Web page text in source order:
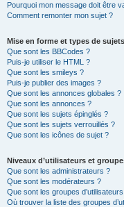
Pourquoi mon message doit être
Comment remonter mon sujet ?
Mise en forme et types de sujets
Que sont les BBCodes ?
Puis-je utiliser le HTML ?
Que sont les smileys ?
Puis-je publier des images ?
Que sont les annonces globales ?
Que sont les annonces ?
Que sont les sujets épinglés ?
Que sont les sujets verrouillés ?
Que sont les icônes de sujet ?
Niveaux d’utilisateurs et
Que sont les administrateurs ?
Que sont les modérateurs ?
Que sont les groupes
Où trouver la liste des groupes